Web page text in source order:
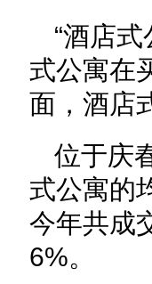
“酒店
式公寓在
面，酒店
位于庆
式公寓的
今年共成
6%。